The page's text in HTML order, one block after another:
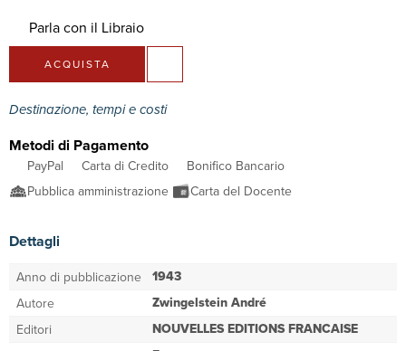
Parla con il Libraio
ACQUISTA
Destinazione, tempi e costi
Metodi di Pagamento
PayPal Carta di Credito
Bonifico Bancario
Pubblica amministrazione
Carta del Docente
Dettagli
Anno di pubblicazione 1943
Autore Zwingelstein André
Editori NOUVELLES EDITIONS FRANCAISE